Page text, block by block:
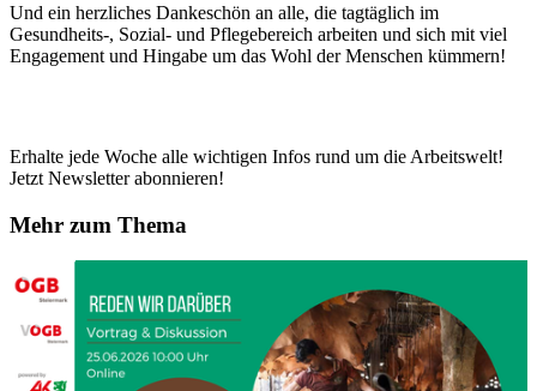
Und ein herzliches Dankeschön an alle, die tagtäglich im
Gesundheits-, Sozial- und Pflegebereich arbeiten und sich mit viel
Engagement und Hingabe um das Wohl der Menschen kümmern!
Erhalte jede Woche alle wichtigen Infos rund um die Arbeitswelt!
Jetzt Newsletter abonnieren!
Mehr zum Thema